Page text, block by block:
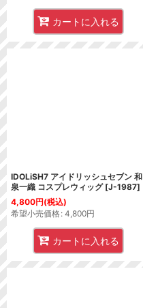
カートに入れる
IDOLiSH7 アイドリッシュセブン 和
泉一織 コスプレウィッグ [J-1987]
4,800円(税込)
希望小売価格: 4,800円
カートに入れる